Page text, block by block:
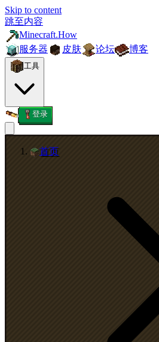
Skip to content
跳至内容
Minecraft.How
服务器
皮肤 论坛 博客
工具
登录
首页